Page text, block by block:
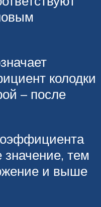
колодки
– после
тем
и выше